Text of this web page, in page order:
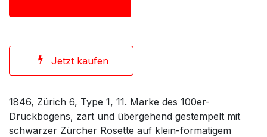
Jetzt kaufen
1846, Zürich 6, Type 1, 11. Marke des 100er-
Druckbogens, zart und übergehend gestempelt mit
schwarzer Zürcher Rosette auf klein-formatigem